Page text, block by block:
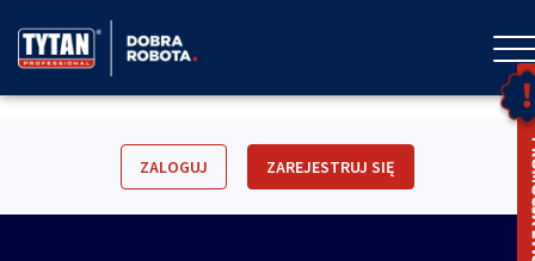
ZALOGUJ ZAREJESTRUJ SIĘ